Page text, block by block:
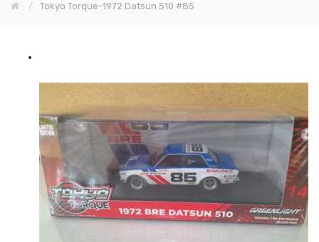
Tokyo Torque-1972 Datsun 510 #85